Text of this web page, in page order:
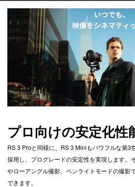
プロ向けの安定化性
RS 3 Proと同様に、RS 3 Miniもパワフルな第3
採用し、プログレードの安定性を実現します。
やローアングル撮影、ペンライトモードの撮影
できます。